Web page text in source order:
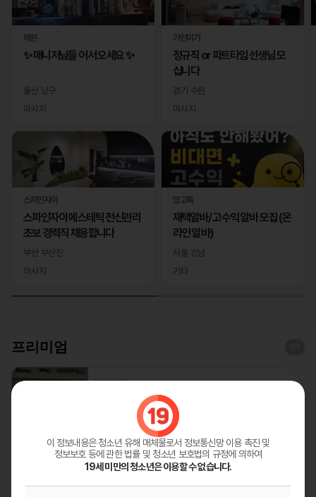
헤븐
✨ 매니저님들 어서 오세요 ✨
울산 남구
마사지
스파인자이
스파인자이 에스테틱 전신관리
초보 경력직 채용합니다
부산 부산진
마사지
가인미가
정규직 or 파트타임 선생님 모
십니다
경기 수원
마사지
망고톡
재택알바/ 고수익 알바 모집 (온
라인 알바)
서울 강남
기타
프리미엄
다온테라피
깨끗한 분위기의 샵 상시모집
마사지
레이테라피
원주 혁신도시 「레이테라피」│페이12만│숙소
지원│교통비지원
이 정보내용은 청소년 유해 매체물로서 정보통신망 이용 촉진 및
정보보호 등에 관한 법률 및 청소년 보호법의 규정에 의하여
19세 미만의 청소년은 이용할 수 없습니다.